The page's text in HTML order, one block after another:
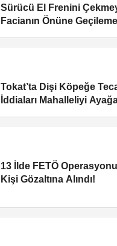
Sürücü El Frenini
Facianın Önüne
Tokat’ta Dişi Köpeğe
İddiaları Mahalleliyi
13 İlde FETÖ Operasyonu
Kişi Gözaltına Alındı!